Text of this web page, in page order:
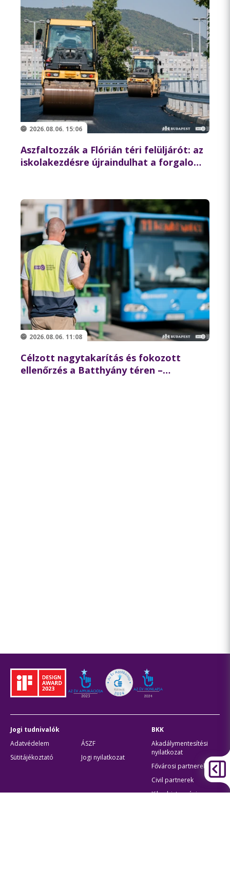
2026.08.06. 15:06
Aszfaltozzák a Flórián téri felüljárót: az
iskolakezdésre újraindulhat a forgalom
2026.08.06. 11:08
Célzott nagytakarítás és fokozott
ellenőrzés a Batthyány téren –
Jogi tudnivalók
Adatvédelem
ÁSZF
Sütitájékoztató
Jogi nyilatkozat
BKK
Akadálymentesítési
nyilatkozat
Fővárosi partnerek
Civil partnerek
Kiberbiztonsági